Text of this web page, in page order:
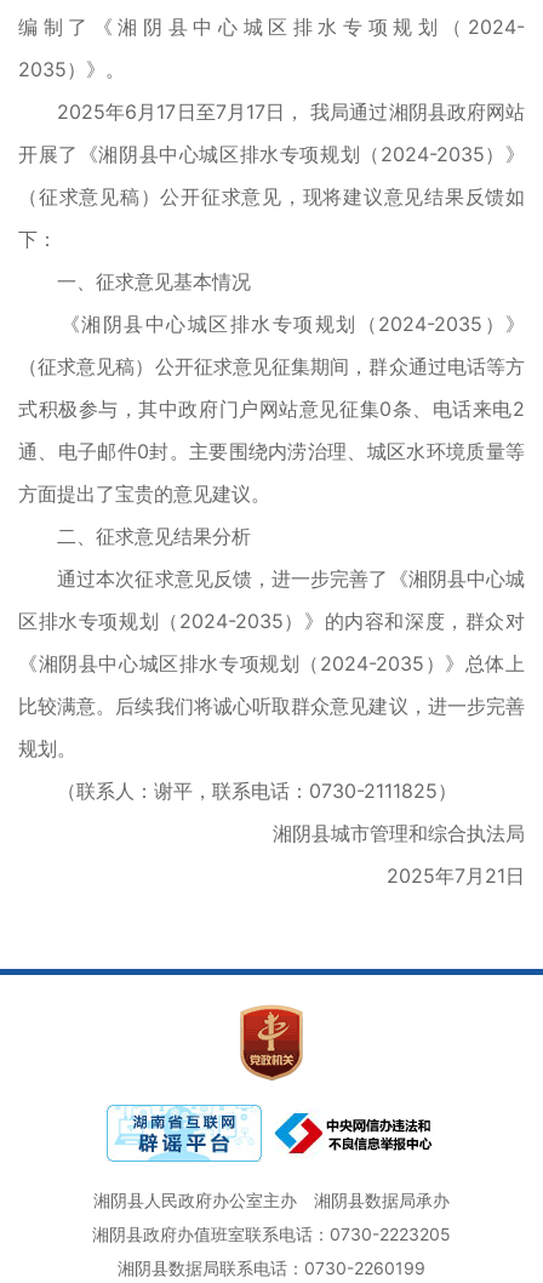
编制了《湘阴县中心城区排水专项规划（2024-
2035）》。
2025年6月17日至7月17日， 我局通过湘阴县政府网站
开展了《湘阴县中心城区排水专项规划（2024-2035）》
（征求意见稿）公开征求意见，现将建议意见结果反馈如
下：
一、征求意见基本情况
《湘阴县中心城区排水专项规划（2024-2035）》
（征求意见稿）公开征求意见征集期间，群众通过电话等方
式积极参与，其中政府门户网站意见征集0条、电话来电2
通、电子邮件0封。主要围绕内涝治理、城区水环境质量等
方面提出了宝贵的意见建议。
二、征求意见结果分析
通过本次征求意见反馈，进一步完善了《湘阴县中心城
区排水专项规划（2024-2035）》的内容和深度，群众对
《湘阴县中心城区排水专项规划（2024-2035）》总体上
比较满意。后续我们将诚心听取群众意见建议，进一步完善
规划。
（联系人：谢平，联系电话：0730-2111825）
湘阴县城市管理和综合执法局
2025年7月21日
湘阴县人民政府办公室主办
湘阴县数据局承办
湘阴县政府办值班室联系电话：0730-2223205
湘阴县数据局联系电话：0730-2260199